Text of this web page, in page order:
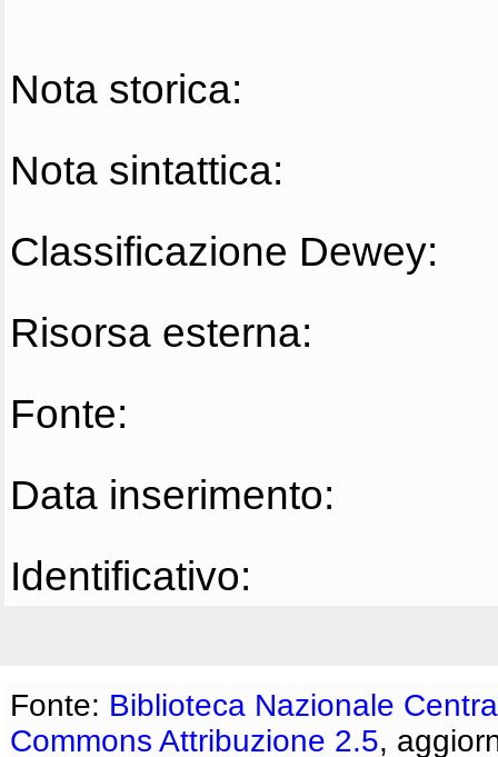
Nota storica:
Nota sintattica:
Classificazione Dewey:
Risorsa esterna:
Fonte:
Data inserimento:
Identificativo:
Fonte: Biblioteca Nazionale
Commons Attribuzione 2.5,